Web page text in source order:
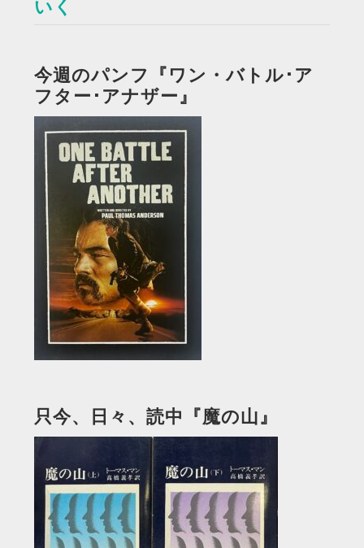
いく
今週のパンフ『ワン・バトル･ア
フター･アナザー』
只今、日々、読中『魔の山』